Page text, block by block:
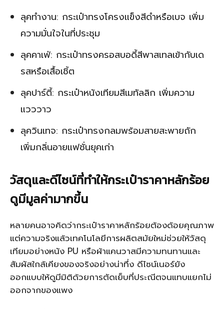
ลุคทำงาน: กระเป๋าทรงโครงแข็งสีดำหรือเบจ เพิ่ม
ความมั่นใจในที่ประชุม
ลุคคาเฟ่: กระเป๋าทรงครอสบอดี้สีพาสเทลเข้ากับเด
รสหรือเสื้อเชิ้ต
ลุคปาร์ตี้: กระเป๋าหนังเทียมสีเมทัลลิก เพิ่มความ
แวววาว
ลุควินเทจ: กระเป๋าทรงกลมพร้อมสายสะพายถัก
เพิ่มกลิ่นอายแฟชั่นยุคเก่า
วัสดุและดีไซน์ที่ทำให้กระเป๋าราคาหลักร้อย
ดูมีมูลค่ามากขึ้น
หลายคนอาจคิดว่ากระเป๋าราคาหลักร้อยต้องด้อยคุณภาพ
แต่ความจริงแล้วเทคโนโลยีการผลิตสมัยใหม่ช่วยให้วัสดุ
เทียมอย่างหนัง PU หรือผ้าแคนวาสมีความทนทานและ
สัมผัสใกล้เคียงของจริงอย่างน่าทึ่ง ดีไซน์เนอร์ยัง
ออกแบบให้ดูมีมิติด้วยการตัดเย็บที่ประณีตจนแทบแยกไม่
ออกจากของแพง